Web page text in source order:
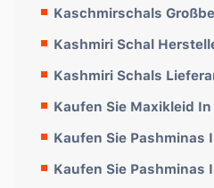
Kaschmirschals
Kashmiri Schal
Kashmiri Schals
Kaufen Sie Maxikleid
Kaufen Sie Pashminas
Kaufen Sie Pashminas